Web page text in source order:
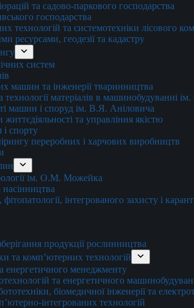
та садово-паркового господарства
господарства
технологій та системотехніки лісового
ресурсами, геодезії та кадастру
систем
машин та інженерії тваринництва
технології матеріалів в машинобудуванні
машин і споруд ім. В.Я. Аніловича
та управління якістю
спорту
переробних і харчових виробництв
ім. О.М. Можейка
насінництва
фітопатології, інтегрованого захисту і
продукції рослинництва
та комп’ютерних технологій
енергетичного менеджменту
та енергетичного
біомедичної інженерії та
інтегрованих технологій